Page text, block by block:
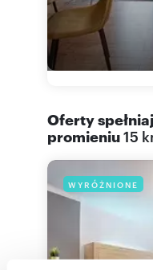
Oferty
promieniu15
WYRÓŻNIONE